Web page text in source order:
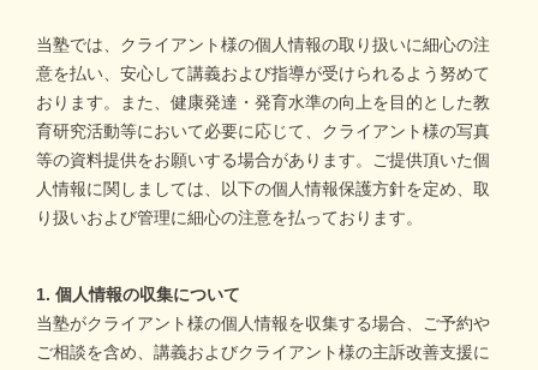
当塾では、クライアント様の個人情報の取り扱いに細心の注
意を払い、安心して講義および指導が受けられるよう努めて
おります。また、健康発達・発育水準の向上を目的とした教
育研究活動等において必要に応じて、クライアント様の写真
等の資料提供をお願いする場合があります。ご提供頂いた個
人情報に関しましては、以下の個人情報保護方針を定め、取
り扱いおよび管理に細心の注意を払っております。
1. 個人情報の収集について
当塾がクライアント様の個人情報を収集する場合、ご予約や
ご相談を含め、講義およびクライアント様の主訴改善支援に